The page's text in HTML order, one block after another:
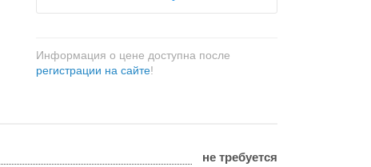
Информация о цене доступна после
регистрации на сайте!
не требуется